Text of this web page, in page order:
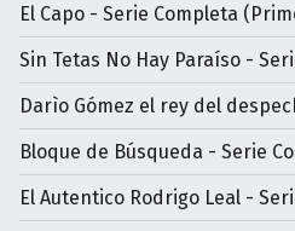
El Capo - Serie Completa
Sin Tetas No Hay Paraíso -
Darìo Gómez el rey del
Bloque de Búsqueda - Serie
El Autentico Rodrigo Leal -